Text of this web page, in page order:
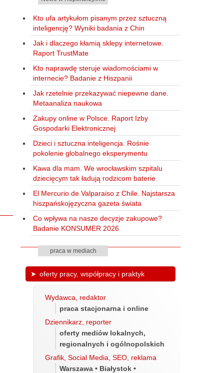
Kto ufa artykułom pisanym przez sztuczną
inteligencję? Wyniki badania z Chin
Jak i dlaczego kłamią sklepy internetowe.
Raport TrustMate
Kto naprawdę steruje wiadomościami w
internecie? Badanie z Hiszpanii
Jak rzetelnie przekazywać niepewne dane.
Metaanaliza naukowa
Zakupy online w Polsce. Raport Izby
Gospodarki Elektronicznej
Dzieci i sztuczna inteligencja. Rośnie
pokolenie globalnego eksperymentu
Kawa dla mam. We wrocławskim szpitalu
dziecięcym tak ładują rodzicom baterie
El Mercurio de Valparaiso z Chile. Najstarsza
hiszpańskojęzyczna gazeta świata
Co wpływa na nasze decyzje zakupowe?
Badanie KONSUMER 2026
praca w mediach
oferty pracy, współpracy i praktyk
Wydawca, redaktor
praca stacjonarna i online
Dziennikarz, reporter
oferty mediów lokalnych,
regionalnych i ogólnopolskich
Grafik, Social Media, SEO, reklama
Warszawa • Białystok •